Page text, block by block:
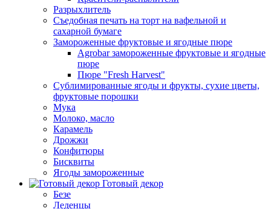
Разрыхлитель
Съедобная печать на торт на вафельной и
сахарной бумаге
Замороженные фруктовые и ягодные пюре
Agrobar замороженные фруктовые и ягодные
пюре
Пюре "Fresh Harvest"
Сублимированные ягоды и фрукты, сухие цветы,
фруктовые порошки
Мука
Молоко, масло
Карамель
Дрожжи
Конфитюры
Бисквиты
Ягоды замороженные
Готовый декор
Безе
Леденцы